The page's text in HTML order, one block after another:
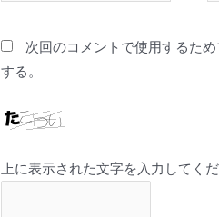
次回のコメントで使用するた
する。
上に表示された文字を入力してくだ